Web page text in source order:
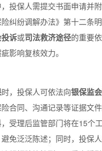
投保人需提交书面申请并
纠纷调解办法》第十二条
诉或司法救济途径的重要
影响复核效力。
时，投保人可依法向银保监会
合同、沟通记录等证据文
受理后监管部门将在15个
免泛泛陈述；同时，投保